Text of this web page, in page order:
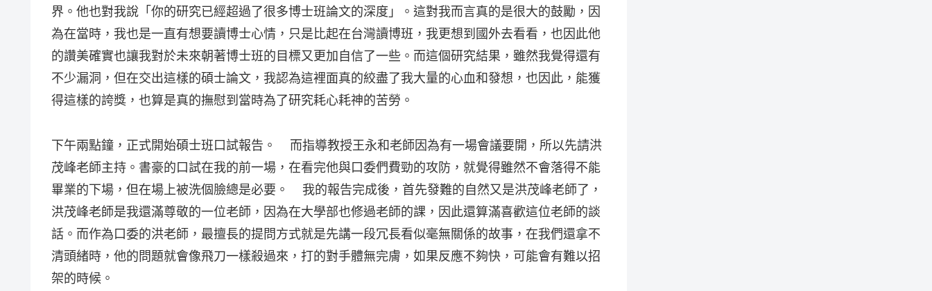
界。他也對我說「你的研究已經超過了很多博士班論文的深度」。這對我而言真的是很大的鼓勵，因
為在當時，我也是一直有想要讀博士心情，只是比起在台灣讀博班，我更想到國外去看看，也因此他
的讚美確實也讓我對於未來朝著博士班的目標又更加自信了一些。而這個研究結果，雖然我覺得還有
不少漏洞，但在交出這樣的碩士論文，我認為這裡面真的絞盡了我大量的心血和發想，也因此，能獲
得這樣的誇獎，也算是真的撫慰到當時為了研究耗心耗神的苦勞。
下午兩點鐘，正式開始碩士班口試報告。 而指導教授王永和老師因為有一場會議要開，所以先請洪
茂峰老師主持。書豪的口試在我的前一場，在看完他與口委們費勁的攻防，就覺得雖然不會落得不能
畢業的下場，但在場上被洗個臉總是必要。 我的報告完成後，首先發難的自然又是洪茂峰老師了，
洪茂峰老師是我還滿尊敬的一位老師，因為在大學部也修過老師的課，因此還算滿喜歡這位老師的談
話。而作為口委的洪老師，最擅長的提問方式就是先講一段冗長看似毫無關係的故事，在我們還拿不
清頭緒時，他的問題就會像飛刀一樣殺過來，打的對手體無完膚，如果反應不夠快，可能會有難以招
架的時候。